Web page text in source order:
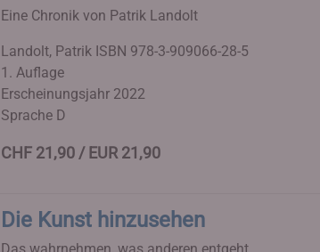
Eine Chronik von Patrik Landolt
Landolt, Patrik ISBN 978-3-909066-28-5
1. Auflage
Erscheinungsjahr 2022
Sprache D
CHF 21,90 / EUR 21,90
Die Kunst hinzusehen